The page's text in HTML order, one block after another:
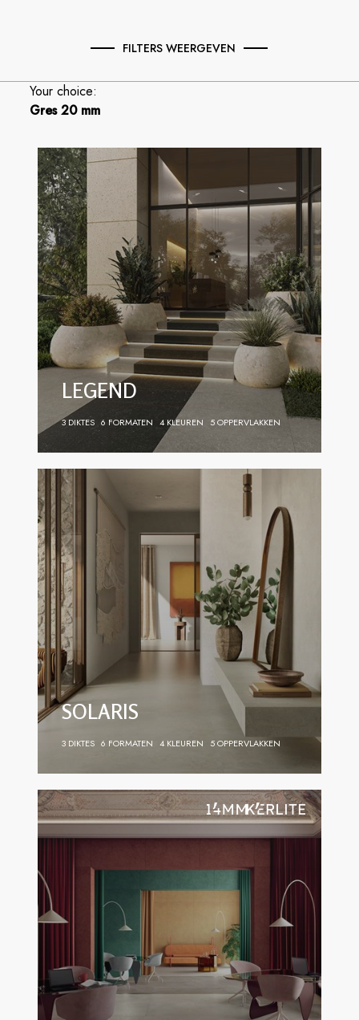
FILTERS WEERGEVEN
Your choice:
Gres 20 mm
LEGEND
3 DIKTES 6 FORMATEN 4 KLEUREN 5 OPPERVLAKKEN
SOLARIS
3 DIKTES 6 FORMATEN 4 KLEUREN 5 OPPERVLAKKEN